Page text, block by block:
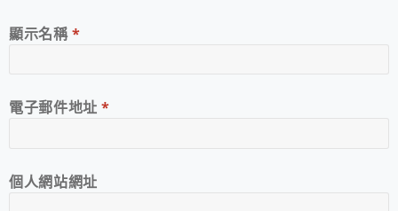
顯示名稱*
電子郵件地址*
個人網站網址